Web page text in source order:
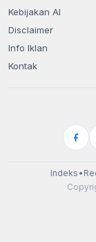
Kebijakan AI
Disclaimer
Info Iklan
Kontak
Indeks •